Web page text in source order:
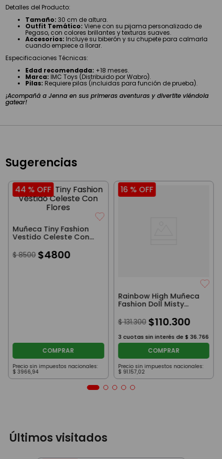
Detalles del Producto:
Tamaño: 30 cm de altura.
Outfit Temático: Viene con su pijama personalizado de
Pegaso, con colores brillantes y texturas suaves.
Accesorios: Incluye su biberón y su chupete para calmarla
cuando empiece a llorar.
Especificaciones Técnicas:
Edad recomendada: +18 meses.
Marca: IMC Toys (Distribuido por Wabro).
Pilas: Requiere pilas (incluidas para función de prueba).
¡Acompañá a Jenna en sus primeras aventuras y divertite viéndola
gatear!
Sugerencias
44 % OFF
Muñeca Tiny Fashion
Vestido Celeste Con
$ 8500 $4800
COMPRAR
Precio sin impuestos nacionales:
$ 3966,94
16 % OFF
Rainbow High Muñeca
Fashion Doll Misty
$ 131.300 $110.300
3 cuotas sin interés de $ 36.766
COMPRAR
Precio sin impuestos nacionales:
$ 91.157,02
Últimos visitados